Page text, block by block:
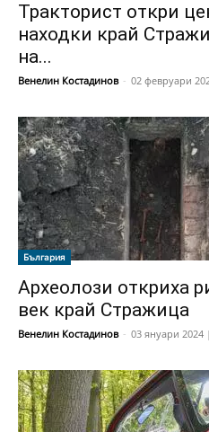
Тракторист откри
находки край
на...
Венелин Костадинов - 02 февруари
България
Археолози откриха
век край Стражица
Венелин Костадинов - 03 януари 2024